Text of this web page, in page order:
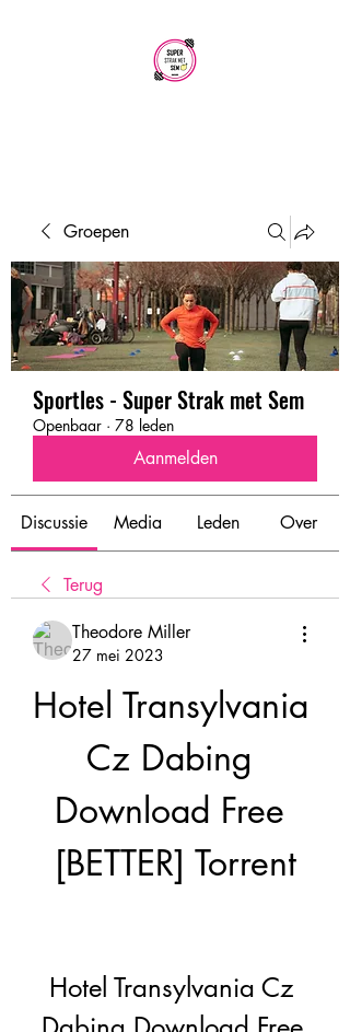
Groepen
Sportles - Super Strak met Sem
Openbaar · 78 leden
Aanmelden
Discussie Media Leden Over
Terug
Theodore Miller
27 mei 2023
Hotel Transylvania
Cz Dabing
Download Free
[BETTER] Torrent
Hotel Transylvania Cz